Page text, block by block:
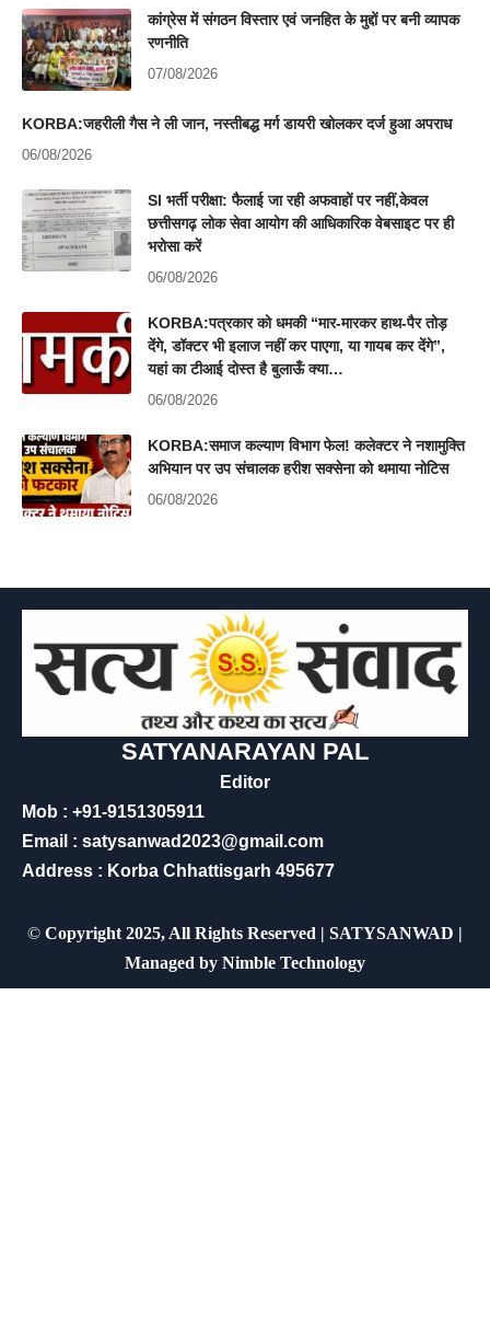
कांग्रेस में संगठन विस्तार एवं जनहित के मुद्दों पर बनी व्यापक
रणनीति
07/08/2026
KORBA:जहरीली गैस ने ली जान, नस्तीबद्ध मर्ग डायरी खोलकर दर्ज हुआ अपराध
06/08/2026
SI भर्ती परीक्षा: फैलाई जा रही अफवाहों पर नहीं,केवल
छत्तीसगढ़ लोक सेवा आयोग की आधिकारिक वेबसाइट पर ही
भरोसा करें
06/08/2026
KORBA:पत्रकार को धमकी “मार-मारकर हाथ-पैर तोड़
देंगे, डॉक्टर भी इलाज नहीं कर पाएगा, या गायब कर देंगे”,
यहां का टीआई दोस्त है बुलाऊँ क्या…
06/08/2026
KORBA:समाज कल्याण विभाग फेल! कलेक्टर ने नशामुक्ति
अभियान पर उप संचालक हरीश सक्सेना को थमाया नोटिस
06/08/2026
SATYANARAYAN PAL
Editor
Mob : +91-9151305911
Email : satysanwad2023@gmail.com
Address : Korba Chhattisgarh 495677
© Copyright 2025, All Rights Reserved | SATYSANWAD |
Managed by Nimble Technology